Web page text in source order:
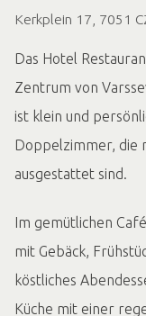
Kerkplein 17, 7051
Das Hotel
Zentrum von
ist klein und
Doppelzimmer, die
ausgestattet sind.
Im gemütlichen
mit Gebäck,
köstliches
Küche mit einer